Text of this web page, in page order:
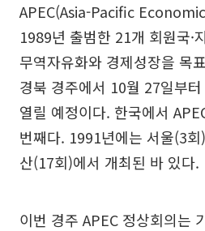
APEC(Asia-Pacific
1989년 출범한 21개 회원국·
무역자유화와 경제성장을 목
경북 경주에서 10월 27일부
열릴 예정이다. 한국에서
번째다. 1991년에는 서울(3
산(17회)에서 개최된 바 있다.
이번 경주 APEC 정상회의는